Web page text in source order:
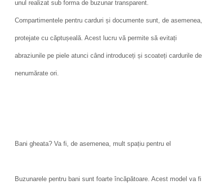
unul realizat sub forma de buzunar transparent.
Compartimentele pentru carduri și documente sunt, de asemenea,
protejate cu căptușeală. Acest lucru vă permite să evitați
abraziunile pe piele atunci când introduceți și scoateți cardurile de
nenumărate ori.
Bani gheata? Va fi, de asemenea, mult spațiu pentru el
Buzunarele pentru bani sunt foarte încăpătoare. Acest model va fi